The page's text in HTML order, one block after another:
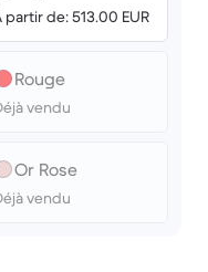
partir de: 513.00 EUR
Rouge
vendu
Or Rose
vendu